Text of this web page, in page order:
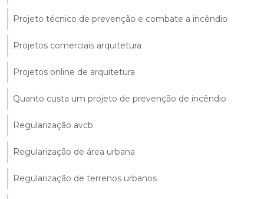
Projeto técnico de prevenção e combate a incêndio
Projetos comerciais arquitetura
Projetos online de arquitetura
Quanto custa um projeto de prevenção de incêndio
Regularização avcb
Regularização de área urbana
Regularização de terrenos urbanos